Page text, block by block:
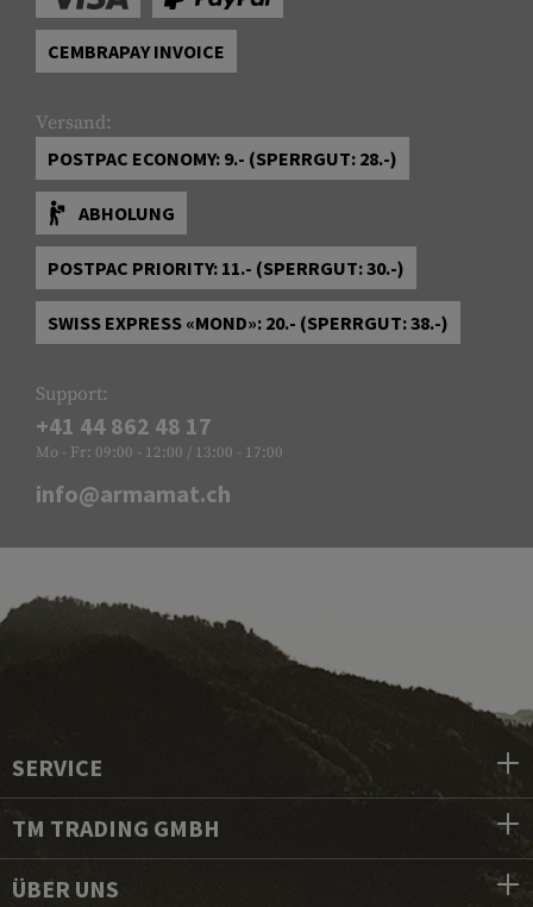
CEMBRAPAY INVOICE
Versand:
POSTPAC ECONOMY: 9.- (SPERRGUT: 28.-)
ABHOLUNG
POSTPAC PRIORITY: 11.- (SPERRGUT: 30.-)
SWISS EXPRESS «MOND»: 20.- (SPERRGUT: 38.-)
Support:
+41 44 862 48 17
Mo - Fr: 09:00 - 12:00 / 13:00 - 17:00
info@armamat.ch
SERVICE
TM TRADING GMBH
ÜBER UNS